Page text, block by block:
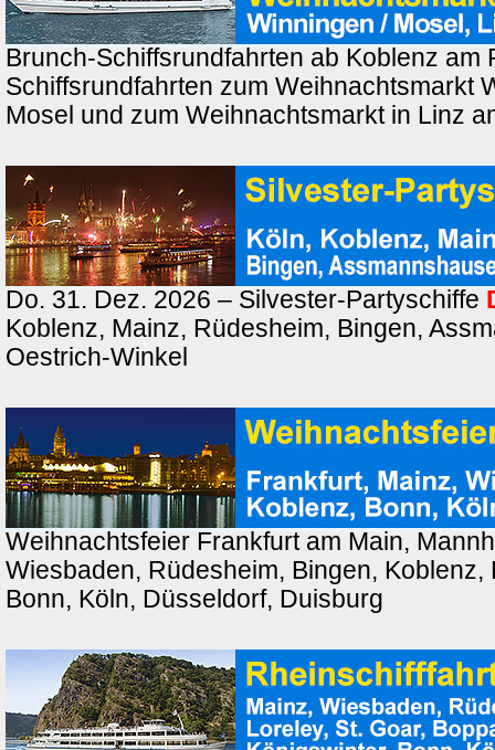
Brunch-Schiffsrundfahrten ab Koblenz am
Schiffsrundfahrten zum Weihnachtsmarkt
Mosel und zum Weihnachtsmarkt in Linz
Do. 31. Dez. 2026 – Silvester-Partyschiffe
Koblenz, Mainz, Rüdesheim, Bingen,
Oestrich-Winkel
Weihnachtsfeier Frankfurt am Main,
Wiesbaden, Rüdesheim, Bingen, Koblenz,
Bonn, Köln, Düsseldorf, Duisburg